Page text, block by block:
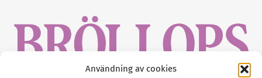
Användning av cookies